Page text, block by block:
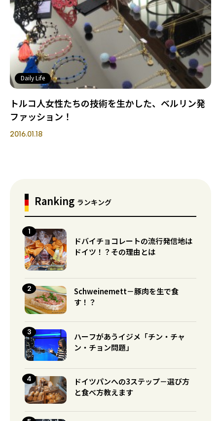
Daily Life
トルコ人女性たちの技術を生かした、ベルリン発
ファッション！
2016.01.18
Ranking ランキング
ドバイチョコレートの流行発信地は
ドイツ！？その理由とは
Schweinemett－豚肉を生で食
す！？
ハーフがあうイジメ「チン・チャ
ン・チョン問題」
ドイツパンへの3ステップ－選び方
と食べ方教えます